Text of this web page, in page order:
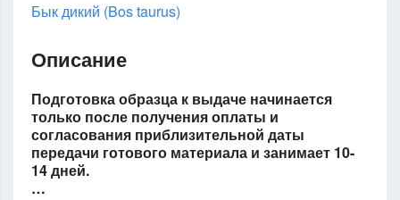
Бык дикий (Bos taurus)
Описание
Подготовка образца к выдаче начинается
только после получения оплаты и
согласования приблизительной даты
передачи готового материала и занимает 10-
14 дней.
…